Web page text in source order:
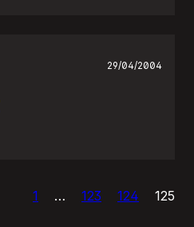
29/04/2004
1 … 123 124 125